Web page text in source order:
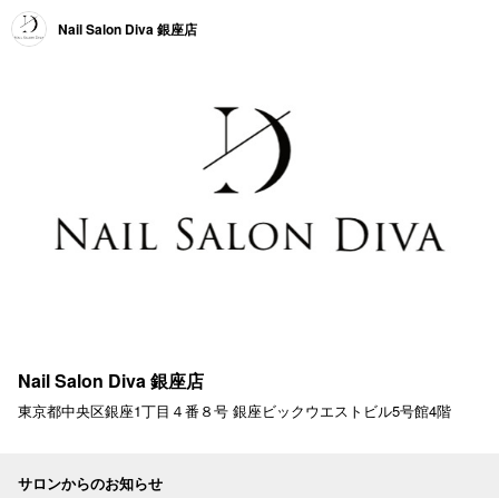
Nail Salon Diva 銀座店
Nail Salon Diva 銀座店
東京都中央区銀座1丁目４番８号 銀座ビックウエストビル5号館4階
サロンからのお知らせ